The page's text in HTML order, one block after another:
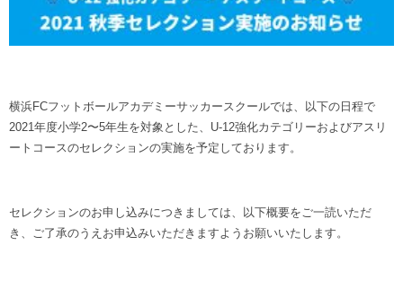
ヒストリー
サステナビリティ
横浜FCスポーツクラブ
ニッパツ横浜FCシーガルズ
クラブメンバー
オリジナルビール
育成ビジョン
アカデミー選手
アカデミースタッフ
サッカースクール
チアスクール
パートナー
あしながドリーム基金
お問い合わせ
横浜FCフットボールアカデミーサッカースクールでは、以下の日程で
2021年度小学2〜5年生を対象とした、U-12強化カテゴリーおよびアスリ
ートコースのセレクションの実施を予定しております。
セレクションのお申し込みにつきましては、以下概要をご一読いただ
き、ご了承のうえお申込みいただきますようお願いいたします。